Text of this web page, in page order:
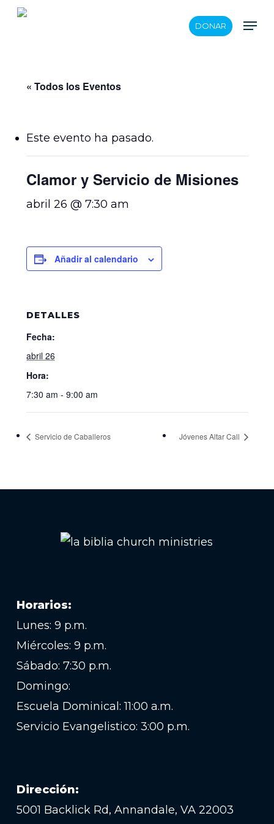
Skip
DONAR Menu
« Todos los Eventos
Este evento ha pasado.
Clamor y Servicio de Misiones
abril 26 @ 7:30 am
Añadir al calendario
DETALLES
Fecha:
abril 26
Hora:
7:30 am - 9:00 am
Servicio de Caballeros Jóvenes Altar Call
Horarios:
Lunes: 9 p.m.
Miércoles: 9 p.m.
Sábado: 7:30 p.m.
Domingo:
Escuela Dominical: 11:00 a.m.
Servicio Evangelistico: 3:00 p.m.
Dirección:
5001 Backlick Rd, Annandale, VA 22003